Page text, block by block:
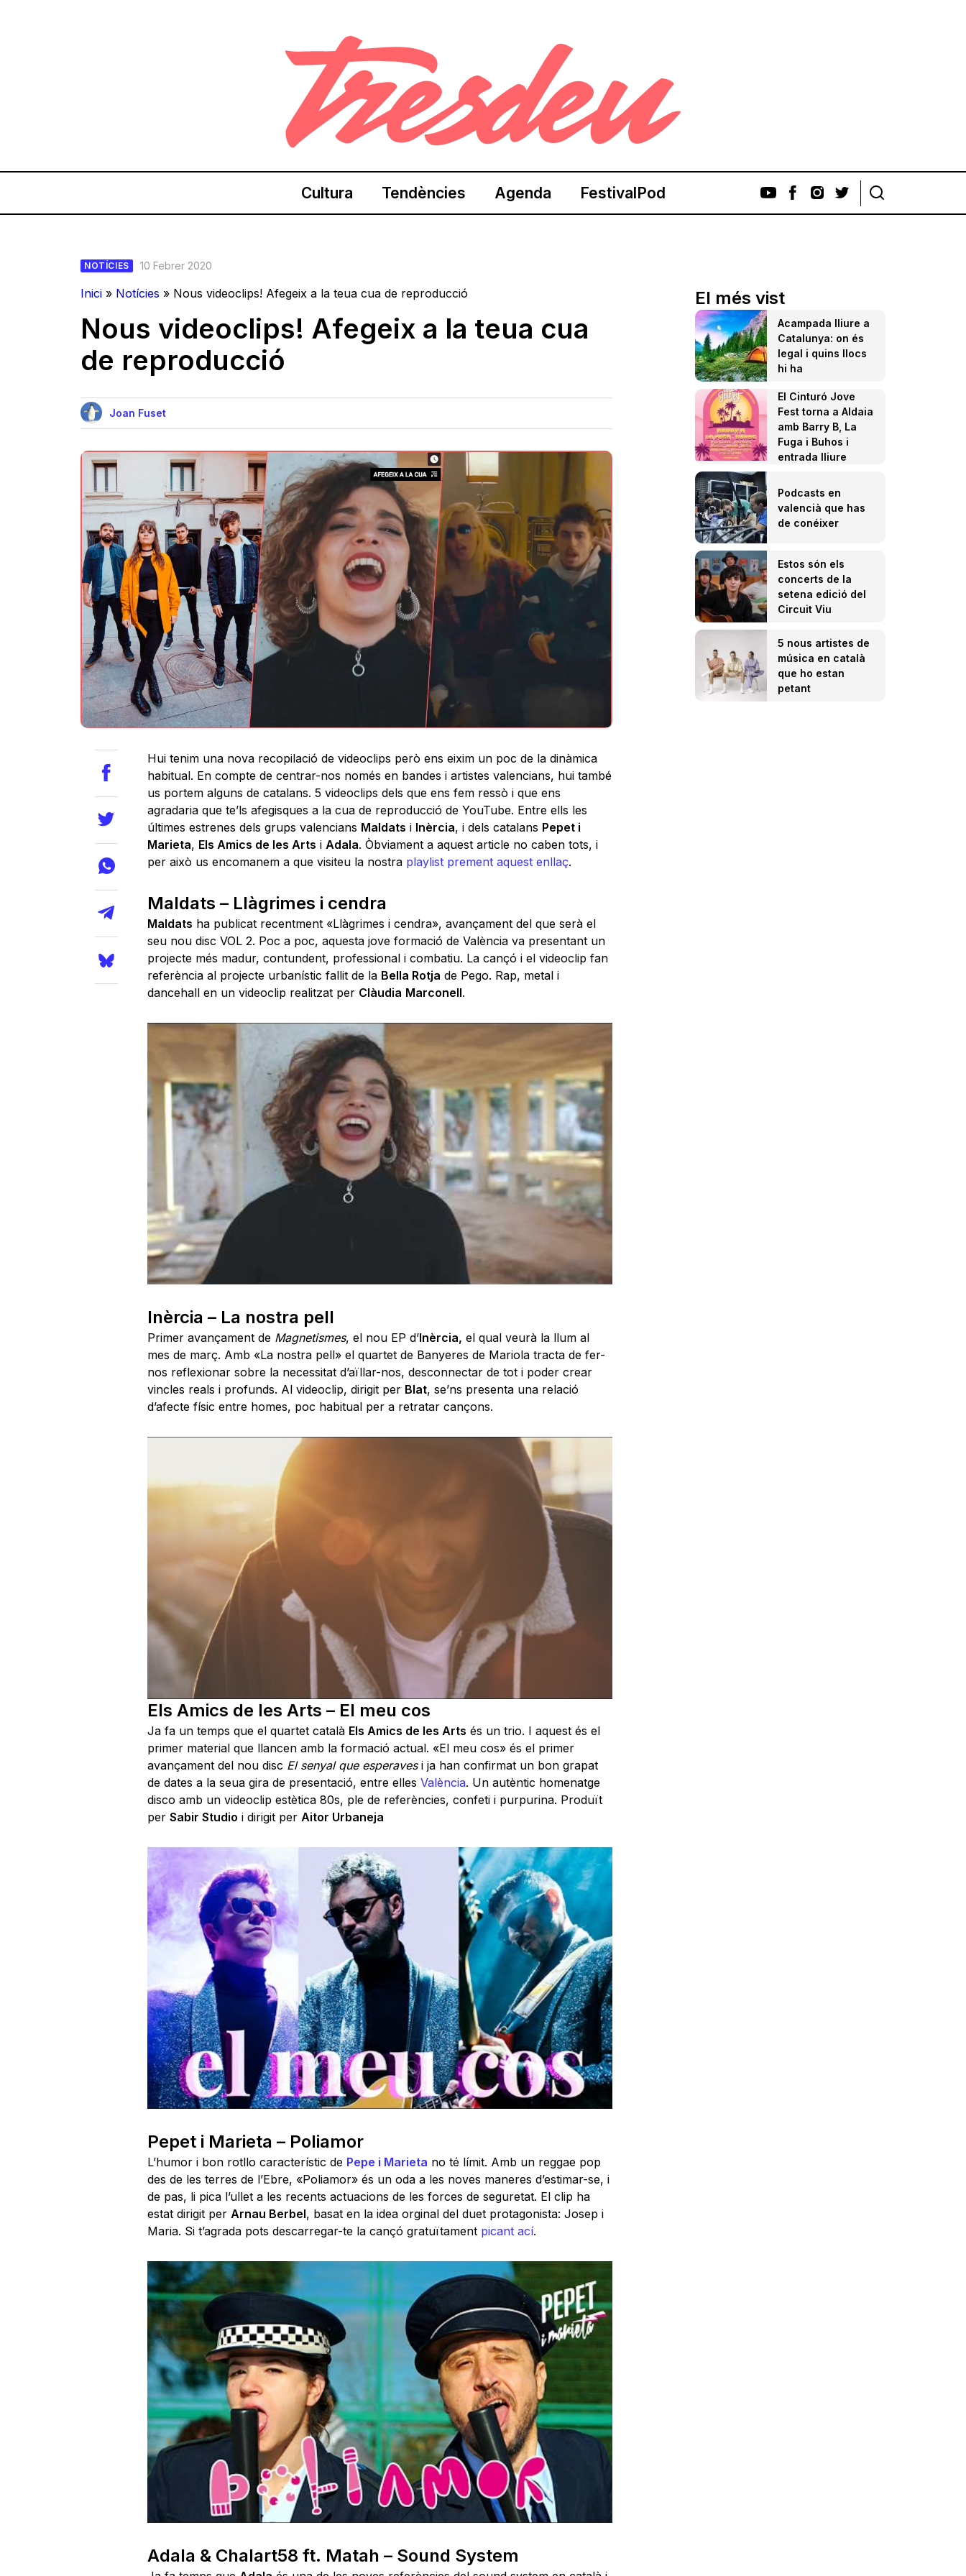
Cultura Tendències Agenda FestivalPod
NOTÍCIES 10 Febrer 2020
Inici » Notícies » Nous videoclips! Afegeix a la teua cua de reproducció
Nous videoclips! Afegeix a la teua cua
de reproducció
Joan Fuset
Hui tenim una nova recopilació de videoclips però ens eixim un poc de la dinàmica
habitual. En compte de centrar-nos només en bandes i artistes valencians, hui també
us portem alguns de catalans. 5 videoclips dels que ens fem ressò i que ens
agradaria que te’ls afegisques a la cua de reproducció de YouTube. Entre ells les
últimes estrenes dels grups valencians Maldats i Inèrcia, i dels catalans Pepet i
Marieta, Els Amics de les Arts i Adala. Òbviament a aquest article no caben tots, i
per això us encomanem a que visiteu la nostra playlist prement aquest enllaç.
Maldats – Llàgrimes i cendra
Maldats ha publicat recentment «Llàgrimes i cendra», avançament del que serà el
seu nou disc VOL 2. Poc a poc, aquesta jove formació de València va presentant un
projecte més madur, contundent, professional i combatiu. La cançó i el videoclip fan
referència al projecte urbanístic fallit de la Bella Rotja de Pego. Rap, metal i
dancehall en un videoclip realitzat per Clàudia Marconell.
Inèrcia – La nostra pell
Primer avançament de Magnetismes, el nou EP d’Inèrcia, el qual veurà la llum al
mes de març. Amb «La nostra pell» el quartet de Banyeres de Mariola tracta de fer-
nos reflexionar sobre la necessitat d’aïllar-nos, desconnectar de tot i poder crear
vincles reals i profunds. Al videoclip, dirigit per Blat, se’ns presenta una relació
d’afecte físic entre homes, poc habitual per a retratar cançons.
Els Amics de les Arts – El meu cos
Ja fa un temps que el quartet català Els Amics de les Arts és un trio. I aquest és el
primer material que llancen amb la formació actual. «El meu cos» és el primer
avançament del nou disc El senyal que esperaves i ja han confirmat un bon grapat
de dates a la seua gira de presentació, entre elles València. Un autèntic homenatge
disco amb un videoclip estètica 80s, ple de referències, confeti i purpurina. Produït
per Sabir Studio i dirigit per Aitor Urbaneja
Pepet i Marieta – Poliamor
L’humor i bon rotllo característic de Pepe i Marieta no té límit. Amb un reggae pop
des de les terres de l’Ebre, «Poliamor» és un oda a les noves maneres d’estimar-se, i
de pas, li pica l’ullet a les recents actuacions de les forces de seguretat. El clip ha
estat dirigit per Arnau Berbel, basat en la idea orginal del duet protagonista: Josep i
Maria. Si t’agrada pots descarregar-te la cançó gratuïtament picant ací.
Adala & Chalart58 ft. Matah – Sound System
El més vist
Acampada lliure a
Catalunya: on és
legal i quins llocs
hi ha
El Cinturó Jove
Fest torna a Aldaia
amb Barry B, La
Fuga i Buhos i
entrada lliure
Podcasts en
valencià que has
de conéixer
Estos són els
concerts de la
setena edició del
Circuit Viu
5 nous artistes de
música en català
que ho estan
petant